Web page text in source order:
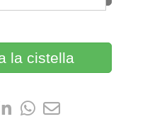
la cistella